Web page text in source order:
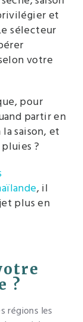
et
sélecteur
votre
pour
partir en
saison, et
?
, il
plus en
?
régions les